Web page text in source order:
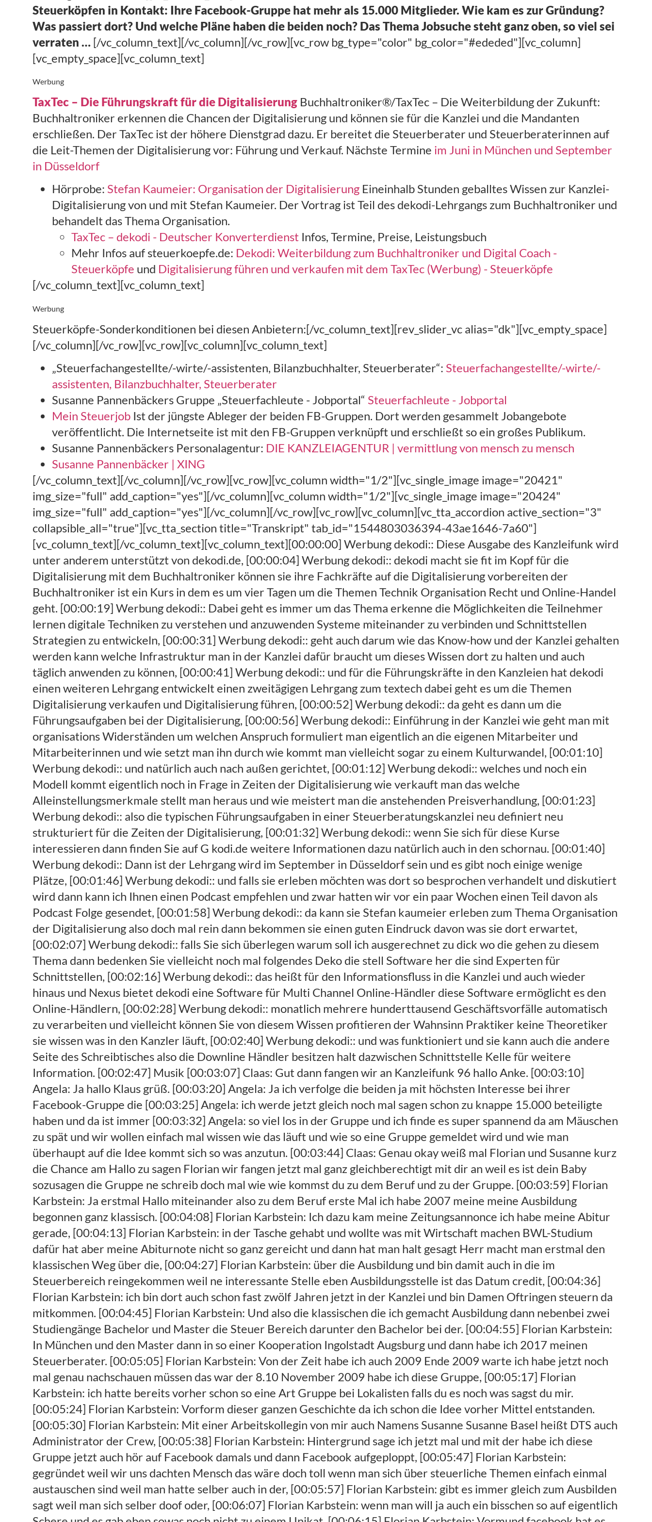
Steuerköpfen in Kontakt: Ihre Facebook-Gruppe hat mehr als 15.000 Mitglieder. Wie kam es zur Gründung?
Was passiert dort? Und welche Pläne haben die beiden noch? Das Thema Jobsuche steht ganz oben, so viel sei
verraten … [/vc_column_text][/vc_column][/vc_row][vc_row bg_type="color" bg_color="#ededed"][vc_column]
[vc_empty_space][vc_column_text]
Werbung
TaxTec – Die Führungskraft für die Digitalisierung Buchhaltroniker®/TaxTec – Die Weiterbildung der Zukunft:
Buchhaltroniker erkennen die Chancen der Digitalisierung und können sie für die Kanzlei und die Mandanten
erschließen. Der TaxTec ist der höhere Dienstgrad dazu. Er bereitet die Steuerberater und Steuerberaterinnen auf
die Leit-Themen der Digitalisierung vor: Führung und Verkauf. Nächste Termine im Juni in München und September
in Düsseldorf
Hörprobe: Stefan Kaumeier: Organisation der Digitalisierung Eineinhalb Stunden geballtes Wissen zur Kanzlei-
Digitalisierung von und mit Stefan Kaumeier. Der Vortrag ist Teil des dekodi-Lehrgangs zum Buchhaltroniker und
behandelt das Thema Organisation.
TaxTec – dekodi - Deutscher Konverterdienst Infos, Termine, Preise, Leistungsbuch
Mehr Infos auf steuerkoepfe.de: Dekodi: Weiterbildung zum Buchhaltroniker und Digital Coach -
Steuerköpfe und Digitalisierung führen und verkaufen mit dem TaxTec (Werbung) - Steuerköpfe
[/vc_column_text][vc_column_text]
Werbung
Steuerköpfe-Sonderkonditionen bei diesen Anbietern:[/vc_column_text][rev_slider_vc alias="dk"][vc_empty_space]
[/vc_column][/vc_row][vc_row][vc_column][vc_column_text]
„Steuerfachangestellte/-wirte/-assistenten, Bilanzbuchhalter, Steuerberater“: Steuerfachangestellte/-wirte/-
assistenten, Bilanzbuchhalter, Steuerberater
Susanne Pannenbäckers Gruppe „Steuerfachleute - Jobportal“ Steuerfachleute - Jobportal
Mein Steuerjob Ist der jüngste Ableger der beiden FB-Gruppen. Dort werden gesammelt Jobangebote
veröffentlicht. Die Internetseite ist mit den FB-Gruppen verknüpft und erschließt so ein großes Publikum.
Susanne Pannenbäckers Personalagentur: DIE KANZLEIAGENTUR | vermittlung von mensch zu mensch
Susanne Pannenbäcker | XING
[/vc_column_text][/vc_column][/vc_row][vc_row][vc_column width="1/2"][vc_single_image image="20421" img_size="full" add_caption="yes"][/vc_column][vc_column width="1/2"][vc_single_image image="20424" img_size="full" add_caption="yes"][/vc_column][/vc_row][vc_row][vc_column][vc_tta_accordion active_section="3" collapsible_all="true"][vc_tta_section title="Transkript" tab_id="1544803036394-43ae1646-7a60"][vc_column_text][/vc_column_text][vc_column_text][00:00:00] Werbung dekodi:: Diese Ausgabe des Kanzleifunk wird unter anderem unterstützt von dekodi.de, [00:00:04] Werbung dekodi:: dekodi macht sie fit im Kopf für die Digitalisierung mit dem Buchhaltroniker können sie ihre Fachkräfte auf die Digitalisierung vorbereiten der Buchhaltroniker ist ein Kurs in dem es um vier Tagen um die Themen Technik Organisation Recht und Online-Handel geht. [00:00:19] Werbung dekodi:: Dabei geht es immer um das Thema erkenne die Möglichkeiten die Teilnehmer lernen digitale Techniken zu verstehen und anzuwenden Systeme miteinander zu verbinden und Schnittstellen Strategien zu entwickeln, [00:00:31] Werbung dekodi:: geht auch darum wie das Know-how und der Kanzlei gehalten werden kann welche Infrastruktur man in der Kanzlei dafür braucht um dieses Wissen dort zu halten und auch täglich anwenden zu können, [00:00:41] Werbung dekodi:: und für die Führungskräfte in den Kanzleien hat dekodi einen weiteren Lehrgang entwickelt einen zweitägigen Lehrgang zum textech dabei geht es um die Themen Digitalisierung verkaufen und Digitalisierung führen, [00:00:52] Werbung dekodi:: da geht es dann um die Führungsaufgaben bei der Digitalisierung, [00:00:56] Werbung dekodi:: Einführung in der Kanzlei wie geht man mit organisations Widerständen um welchen Anspruch formuliert man eigentlich an die eigenen Mitarbeiter und Mitarbeiterinnen und wie setzt man ihn durch wie kommt man vielleicht sogar zu einem Kulturwandel, [00:01:10] Werbung dekodi:: und natürlich auch nach außen gerichtet, [00:01:12] Werbung dekodi:: welches und noch ein Modell kommt eigentlich noch in Frage in Zeiten der Digitalisierung wie verkauft man das welche Alleinstellungsmerkmale stellt man heraus und wie meistert man die anstehenden Preisverhandlung, [00:01:23] Werbung dekodi:: also die typischen Führungsaufgaben in einer Steuerberatungskanzlei neu definiert neu strukturiert für die Zeiten der Digitalisierung, [00:01:32] Werbung dekodi:: wenn Sie sich für diese Kurse interessieren dann finden Sie auf G kodi.de weitere Informationen dazu natürlich auch in den schornau. [00:01:40] Werbung dekodi:: Dann ist der Lehrgang wird im September in Düsseldorf sein und es gibt noch einige wenige Plätze, [00:01:46] Werbung dekodi:: und falls sie erleben möchten was dort so besprochen verhandelt und diskutiert wird dann kann ich Ihnen einen Podcast empfehlen und zwar hatten wir vor ein paar Wochen einen Teil davon als Podcast Folge gesendet, [00:01:58] Werbung dekodi:: da kann sie Stefan kaumeier erleben zum Thema Organisation der Digitalisierung also doch mal rein dann bekommen sie einen guten Eindruck davon was sie dort erwartet, [00:02:07] Werbung dekodi:: falls Sie sich überlegen warum soll ich ausgerechnet zu dick wo die gehen zu diesem Thema dann bedenken Sie vielleicht noch mal folgendes Deko die stell Software her die sind Experten für Schnittstellen, [00:02:16] Werbung dekodi:: das heißt für den Informationsfluss in die Kanzlei und auch wieder hinaus und Nexus bietet dekodi eine Software für Multi Channel Online-Händler diese Software ermöglicht es den Online-Händlern, [00:02:28] Werbung dekodi:: monatlich mehrere hunderttausend Geschäftsvorfälle automatisch zu verarbeiten und vielleicht können Sie von diesem Wissen profitieren der Wahnsinn Praktiker keine Theoretiker sie wissen was in den Kanzler läuft, [00:02:40] Werbung dekodi:: und was funktioniert und sie kann auch die andere Seite des Schreibtisches also die Downline Händler besitzen halt dazwischen Schnittstelle Kelle für weitere Information. [00:02:47] Musik [00:03:07] Claas: Gut dann fangen wir an Kanzleifunk 96 hallo Anke. [00:03:10] Angela: Ja hallo Klaus grüß. [00:03:20] Angela: Ja ich verfolge die beiden ja mit höchsten Interesse bei ihrer Facebook-Gruppe die [00:03:25] Angela: ich werde jetzt gleich noch mal sagen schon zu knappe 15.000 beteiligte haben und da ist immer [00:03:32] Angela: so viel los in der Gruppe und ich finde es super spannend da am Mäuschen zu spät und wir wollen einfach mal wissen wie das läuft und wie so eine Gruppe gemeldet wird und wie man überhaupt auf die Idee kommt sich so was anzutun. [00:03:44] Claas: Genau okay weiß mal Florian und Susanne kurz die Chance am Hallo zu sagen Florian wir fangen jetzt mal ganz gleichberechtigt mit dir an weil es ist dein Baby sozusagen die Gruppe ne schreib doch mal wie wie kommst du zu dem Beruf und zu der Gruppe. [00:03:59] Florian Karbstein: Ja erstmal Hallo miteinander also zu dem Beruf erste Mal ich habe 2007 meine meine Ausbildung begonnen ganz klassisch. [00:04:08] Florian Karbstein: Ich dazu kam meine Zeitungsannonce ich habe meine Abitur gerade, [00:04:13] Florian Karbstein: in der Tasche gehabt und wollte was mit Wirtschaft machen BWL-Studium dafür hat aber meine Abiturnote nicht so ganz gereicht und dann hat man halt gesagt Herr macht man erstmal den klassischen Weg über die, [00:04:27] Florian Karbstein: über die Ausbildung und bin damit auch in die im Steuerbereich reingekommen weil ne interessante Stelle eben Ausbildungsstelle ist das Datum credit, [00:04:36] Florian Karbstein: ich bin dort auch schon fast zwölf Jahren jetzt in der Kanzlei und bin Damen Oftringen steuern da mitkommen. [00:04:45] Florian Karbstein: Und also die klassischen die ich gemacht Ausbildung dann nebenbei zwei Studiengänge Bachelor und Master die Steuer Bereich darunter den Bachelor bei der. [00:04:55] Florian Karbstein: In München und den Master dann in so einer Kooperation Ingolstadt Augsburg und dann habe ich 2017 meinen Steuerberater. [00:05:05] Florian Karbstein: Von der Zeit habe ich auch 2009 Ende 2009 warte ich habe jetzt noch mal genau nachschauen müssen das war der 8.10 November 2009 habe ich diese Gruppe, [00:05:17] Florian Karbstein: ich hatte bereits vorher schon so eine Art Gruppe bei Lokalisten falls du es noch was sagst du mir. [00:05:24] Florian Karbstein: Vorform dieser ganzen Geschichte da ich schon die Idee vorher Mittel entstanden. [00:05:30] Florian Karbstein: Mit einer Arbeitskollegin von mir auch Namens Susanne Susanne Basel heißt DTS auch Administrator der Crew, [00:05:38] Florian Karbstein: Hintergrund sage ich jetzt mal und mit der habe ich diese Gruppe jetzt auch hör auf Facebook damals und dann Facebook aufgeploppt, [00:05:47] Florian Karbstein: gegründet weil wir uns dachten Mensch das wäre doch toll wenn man sich über steuerliche Themen einfach einmal austauschen sind weil man hatte selber auch in der, [00:05:57] Florian Karbstein: gibt es immer gleich zum Ausbilden sagt weil man sich selber doof oder, [00:06:07] Florian Karbstein: wenn man will ja auch ein bisschen so auf eigentlich Schere und es gab eben sowas noch nicht zu einem Unikat, [00:06:15] Florian Karbstein: Vormund facebook hat es mal auf smarte Art und Weise so angerufen haben um damit gestartet. [00:06:22] Florian Karbstein: Und letztendlich habe ich nichts geglaubt dass wir jetzt bereits schon über 15.000 Mitglieder letztendlich dann nach 10 Jahren sind. [00:06:33] Claas: Okay Susanne von dir auch mal einen kurzen Einstieg also wir kennen uns auch über valtaxa wo wir uns engagiert haben und du betreibst nebenher oder was heißt nebenher treibst hauptsächlich die Personalagentur Kanzlei Agentur München. [00:06:48] Susanne Pannenbäcker: Genau genau. [00:06:50] Claas: Wie bist du dazu gestoßen zu dieser. [00:06:55] Susanne Pannenbäcker: Zu der Facebook-Gruppe bin ich gestoßen natürlich über den über den Florian Karbstein wir haben uns. [00:07:02] Susanne Pannenbäcker: Ich glaube sofort 6 Jahren tatsächlich auch über diese Gruppe kennengelernt, [00:07:09] Susanne Pannenbäcker: haben dann viel miteinander geschrieben haben uns ausgetauscht zu personalrelevanten Themen im Bereich der Steuerberatung und ja auf diesem Austausch ist dann irgendwann eine Freundschaft und letztlich jetzt auch eine Zusammenarbeit entstanden. [00:07:23] Claas: Lokalisten ich glaube da war ich nie angemeldet. [00:07:28] Angela: StudiVZ. [00:07:31] Claas: Da muss ich auch dran denken oder wer-kennt-wen. [00:07:35] Florian Karbstein: Bestimmte die Vorreiter. [00:07:37] Claas: Florian hat du hast es eben schon angedeutet in Antwort es war so auch eine Recherche Möglichkeit für dich damit man nicht irgendwie so ganz unbeleckt sich in der Kanzlei präsentieren müssen [00:07:46] Claas: schreib mal ein bisschen vor recherchieren kann hat sich dieser fachliche Fokus der Gruppe bis heute erhalten oder hat sich das ein bisschen geändert. [00:07:53] Florian Karbstein: Grundsätzlich hat sich die erfassen Sie Focus schon erhalten dass sie die fachlichen Fragen sind immer noch Hauptbestandteil der Gruppe, [00:08:02] Florian Karbstein: ich sage mal Vati fragen muss ein bisschen differenzieren geht da auch darum nicht nur fachliches auszutauschen sondern auch welche Aufstieg, [00:08:13] Florian Karbstein: Kiten Gips oder Elite Weiterbildungsmöglichkeiten oder bis hin wie viel verdienen oder wie kann ich eigentlich verdient auch immer häufiger Frage oder also auch so, [00:08:24] Florian Karbstein: diese Möglichkeiten daher Hilfestellungen zu geben aber es hat sich natürlich auch ein bissl dahingehend geändert das natürlich auch, [00:08:31] Florian Karbstein: über die Gruppe für sich entdeckt haben in Form von Stellenangeboten oder auch andere Unternehmen die halt Dienstleistungen oder Produkte anbieten, [00:08:41] Florian Karbstein: Erdbeer oder sowas im Bereich der Steuerberatung bis hin zu großen Unternehmen wird am Montag ist dann natürlich noch mal, [00:08:56] Florian Karbstein: genau zu sein schmal handzuhaben damit es ni